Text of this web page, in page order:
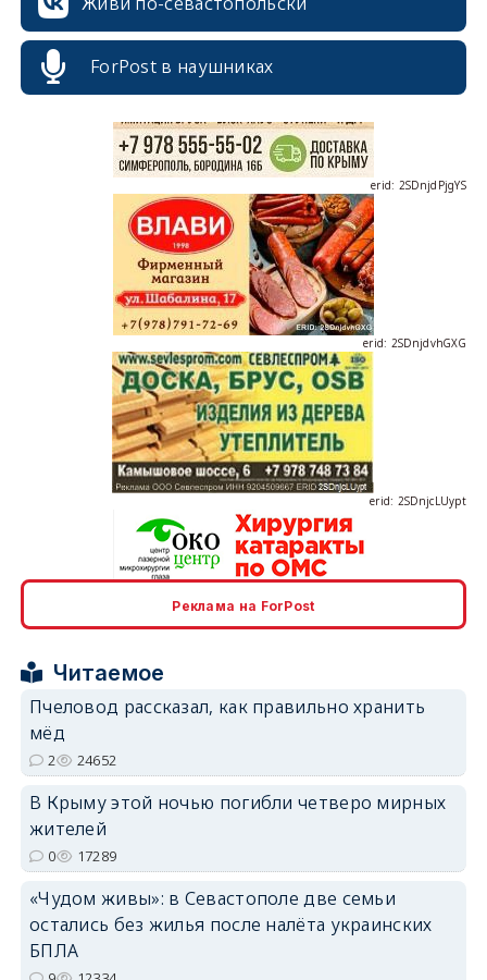
ForPost в наушниках
erid: 2SDnjdPjgYS
erid: 2SDnjdvhGXG
erid: 2SDnjdvhGXG
Реклама на ForPost
Читаемое
Пчеловод рассказал, как правильно хранить
мёд
2 24652
В Крыму этой ночью погибли четверо мирных
жителей
0 17289
«Чудом живы»: в Севастополе две семьи
остались без жилья после налёта украинских
БПЛА